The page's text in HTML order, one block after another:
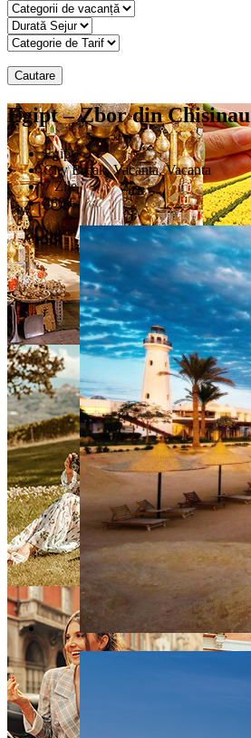
Cautare
Egipt – Zbor din Chisinau
Egipt
City Break, Vacanta, Vacanta
7 Zile
480 €